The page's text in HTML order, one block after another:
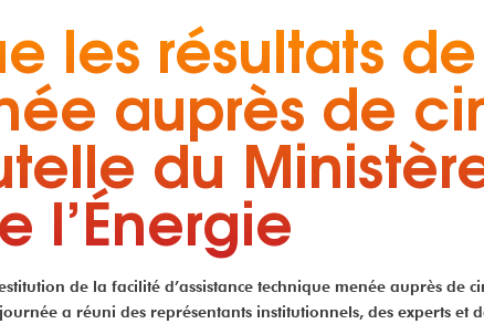
les résultats
auprès de
du
l’Énergie
de la facilité d’assistance technique menée auprès de
journée a réuni des représentants institutionnels, des experts